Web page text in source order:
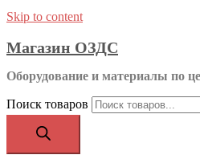
Skip to content
Магазин ОЗДС
Оборудование и материалы по
Поиск товаров